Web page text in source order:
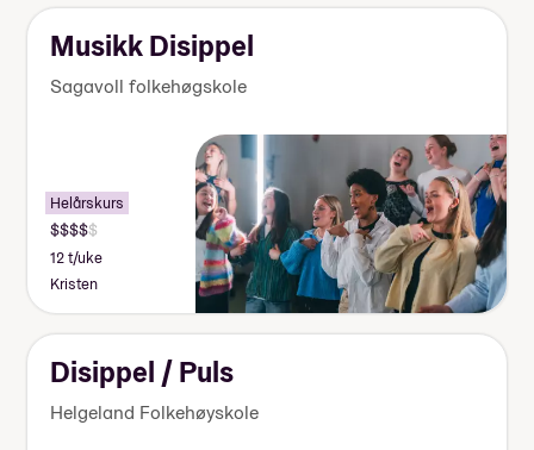
Musikk Disippel
Sagavoll folkehøgskole
Helårskurs
12 t/uke
Kristen
Disippel / Puls
Helgeland Folkehøyskole